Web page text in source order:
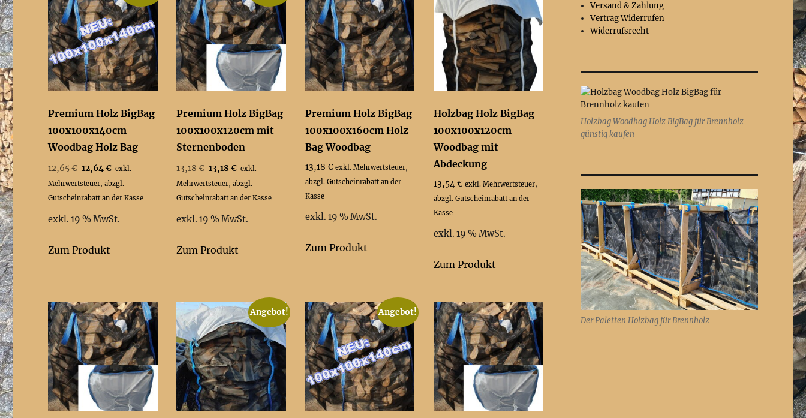
Premium Holz BigBag
100x100x140cm
Woodbag Holz Bag
12,65€ Ursprünglicher
Preis
war:
12,64€ Aktueller
Preis
ist:
exkl.
Mehrwertsteuer, abzgl.
Gutscheinrabatt an der Kasse
exkl. 19 % MwSt.
Zum Produkt
Premium Holz BigBag
100x100x120cm mit
Sternenboden
13,18€ Ursprünglicher
Preis
war:
13,18 € Aktueller
Preis
ist:
exkl.
Mehrwertsteuer, abzgl.
Gutscheinrabatt an der Kasse
exkl. 19 % MwSt.
Zum Produkt
Premium Holz BigBag
100x100x160cm Holz
Bag Woodbag
13,18 € exkl. Mehrwertsteuer,
abzgl. Gutscheinrabatt an der
Kasse
exkl. 19 % MwSt.
Zum Produkt
Holzbag Holz BigBag
100x100x120cm
Woodbag mit
Abdeckung
13,54€ exkl. Mehrwertsteuer,
abzgl. Gutscheinrabatt an der
Kasse
exkl. 19 % MwSt.
Zum Produkt
Angebot! Angebot!
Versand & Zahlung
Vertrag Widerrufen
Widerrufsrecht
Holzbag Woodbag Holz BigBag für Brennholz
günstig kaufen
Der Paletten Holzbag für Brennholz